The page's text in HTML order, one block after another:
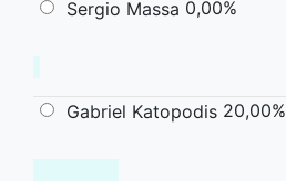
Sergio Massa 0,00%
Gabriel Katopodis 20,00%